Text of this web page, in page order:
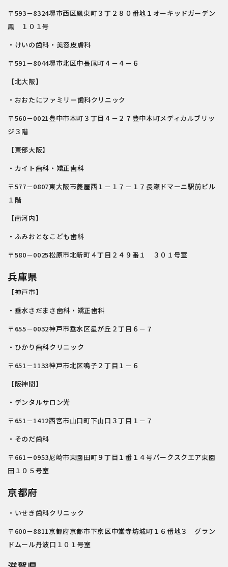
〒593－8324堺市西区鳳東町３丁２８０番地１オーキッドガーデン
鳳 １０１号
・けいの歯科・美容皮膚科
〒591－8044堺市北区中長尾町４－４－６
【北大阪】
・おおたにファミリー歯科クリニック
〒560－0021豊中市本町３丁目４－２７豊中本町メディカルブリッ
ジ３階
【東部大阪】
・カイト歯科・矯正歯科
〒577－0807東大阪市菱屋西１－１７－１７長瀬ドマーニ駅前ビル
１階
【南河内】
・ふみおとなこども歯科
〒580－0025松原市北新町４丁目２４９番１ ３０１号室
兵庫県
【神戸市】
・垂水さだまさ歯科・矯正歯科
〒655－0032神戸市垂水区星が丘２丁目６－７
・ひかり歯科クリニック
〒651－1133神戸市北区鳴子２丁目１－６
【阪神間】
・デンタルサロン光
〒651－1412西宮市山口町下山口３丁目１－７
・そのだ歯科
〒661－0953尼崎市東園田町９丁目１番１４号パークスクエア東園
田１０５号室
京都府
・いせき歯科クリニック
〒600－8811京都府京都市下京区中堂寺坊城町１６番地３ グラン
ドムール丹波口１０１号室